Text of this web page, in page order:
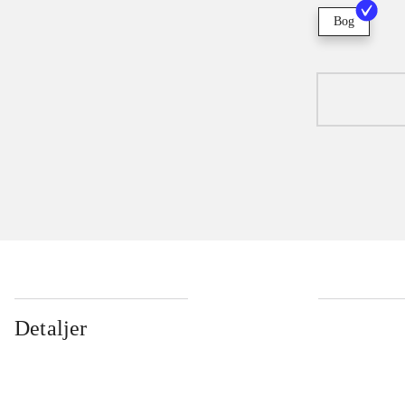
Bog
Detaljer